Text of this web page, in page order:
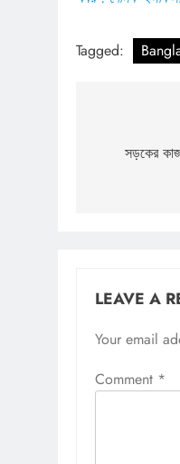
Tagged:
সড়কের
LEAVE A
Your email
Comment *